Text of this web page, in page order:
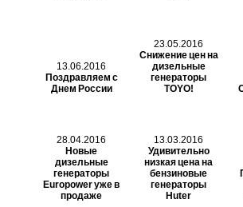
13.06.2016
Поздравляем с
Днем России
23.05.2016
Снижение цен на
дизельные
генераторы
TOYO!
28.04.2016
Новые
дизельные
генераторы
Europower уже в
продаже
13.03.2016
Удивительно
низкая цена на
бензиновые
генераторы
Huter